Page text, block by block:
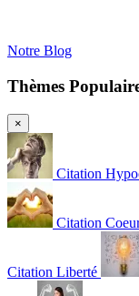
Notre Blog
Thèmes
×
Citation
Citation
Citation Liberté